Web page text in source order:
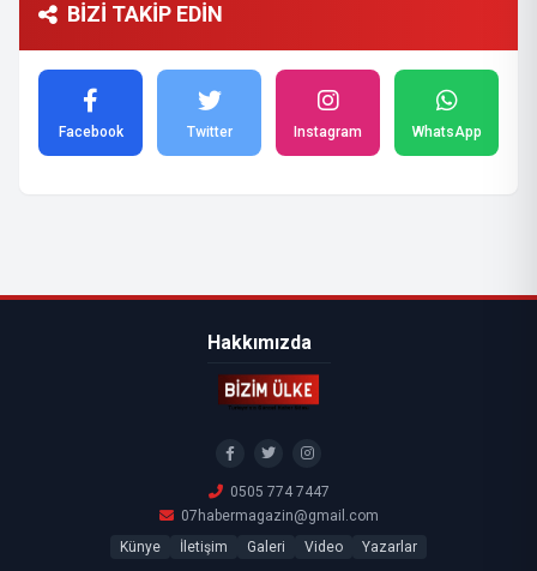
BİZİ TAKİP EDİN
Facebook Twitter Instagram WhatsApp
Hakkımızda
0505 774 7447
07habermagazin@gmail.com
Künye
İletişim Galeri Video Yazarlar